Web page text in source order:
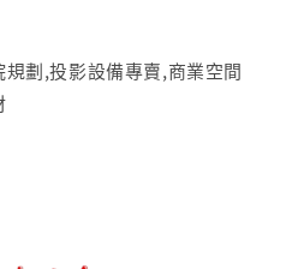
劃,投影設備專賣,商業空間